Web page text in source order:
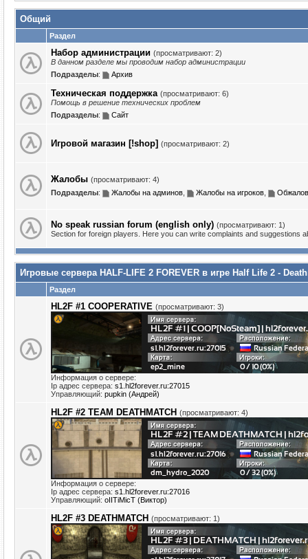
Общий
Раздел
Набор администрации (просматривают: 2)
В данном разделе мы проводим набор администрации
Подразделы: Архив
Техническая поддержка (просматривают: 6)
Помощь в решение технических проблем
Подразделы: Сайт
Игровой магазин [!shop] (просматривают: 2)
Жалобы (просматривают: 4)
Подразделы: Жалобы на админов Жалобы на игроков
No speak russian forum (english only) (просматривают: 1)
Section for foreign players. Here you can write complaints and suggestions
Игровые сервера HALF-LIFE 2 FOREVER в игре Half Life 2 -
Раздел
HL2F #1 COOPERATIVE (просматривают: 3)
Информация о сервере:
Ip адрес сервера: s1.hl2forever.ru:27015
Управляющий: pupkin (Андрей)
HL2F #2 TEAM DEATHMATCH (просматривают: 4)
Информация о сервере:
Ip адрес сервера: s1.hl2forever.ru:27016
Управляющий: oIITiMicT (Виктор)
HL2F #3 DEATHMATCH (просматривают: 1)